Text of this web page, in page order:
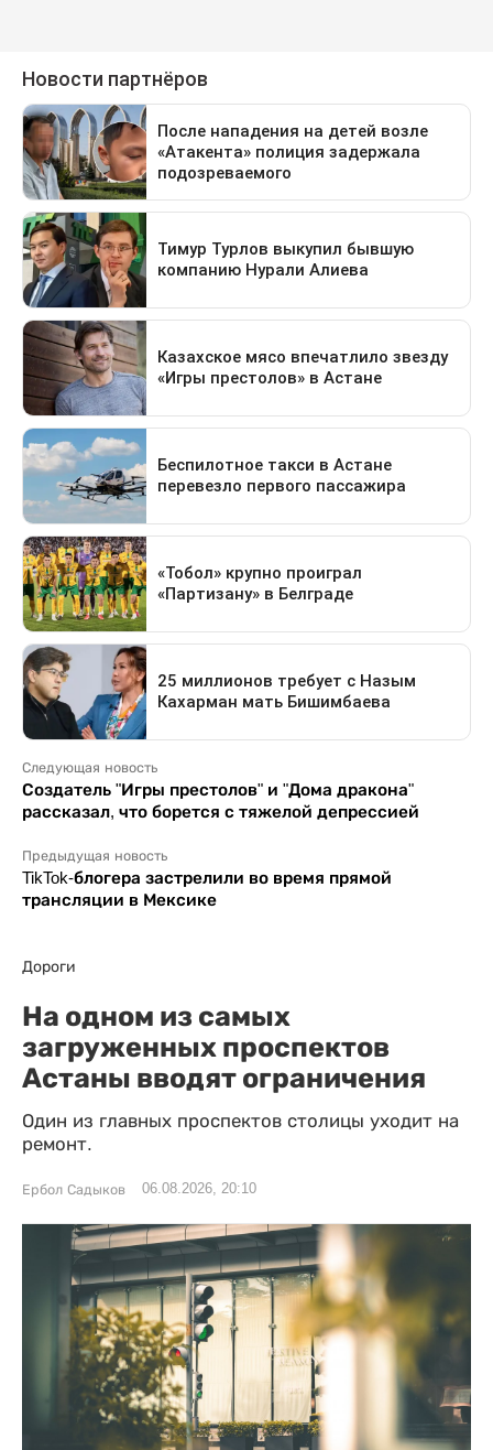
Следующая новость
Создатель "Игры престолов" и "Дома дракона"
рассказал, что борется с тяжелой депрессией
Предыдущая новость
TikTok-блогера застрелили во время прямой
трансляции в Мексике
Дороги
На одном из самых
загруженных проспектов
Астаны вводят ограничения
Один из главных проспектов столицы уходит на
ремонт.
Ербол Садыков 06.08.2026, 20:10